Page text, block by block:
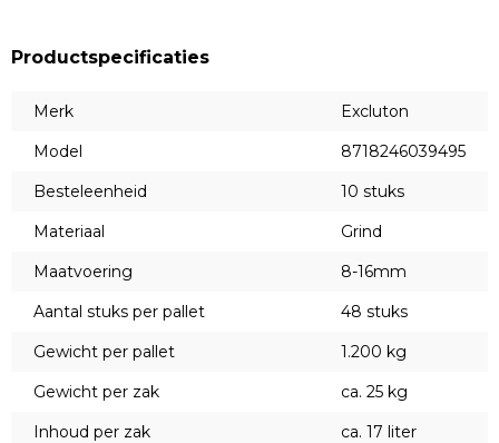
Productspecificaties
Merk
Excluton
Model
8718246039495
Besteleenheid
10 stuks
Materiaal
Grind
Maatvoering
8-16mm
Aantal stuks per pallet
48 stuks
Gewicht per pallet
1.200 kg
Gewicht per zak
ca. 25 kg
Inhoud per zak
ca. 17 liter